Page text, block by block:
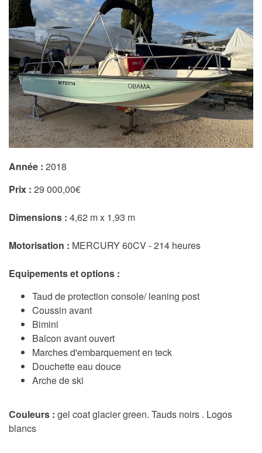
Année : 2018
Prix : 29 000,00€
Dimensions : 4,62 m x 1,93 m
Motorisation : MERCURY 60CV - 214 heures
Equipements et options :
Taud de protection console/ leaning post
Coussin avant
Bimini
Balcon avant ouvert
Marches d'embarquement en teck
Douchette eau douce
Arche de ski
Couleurs : gel coat glacier green. Tauds noirs . Logos
blancs